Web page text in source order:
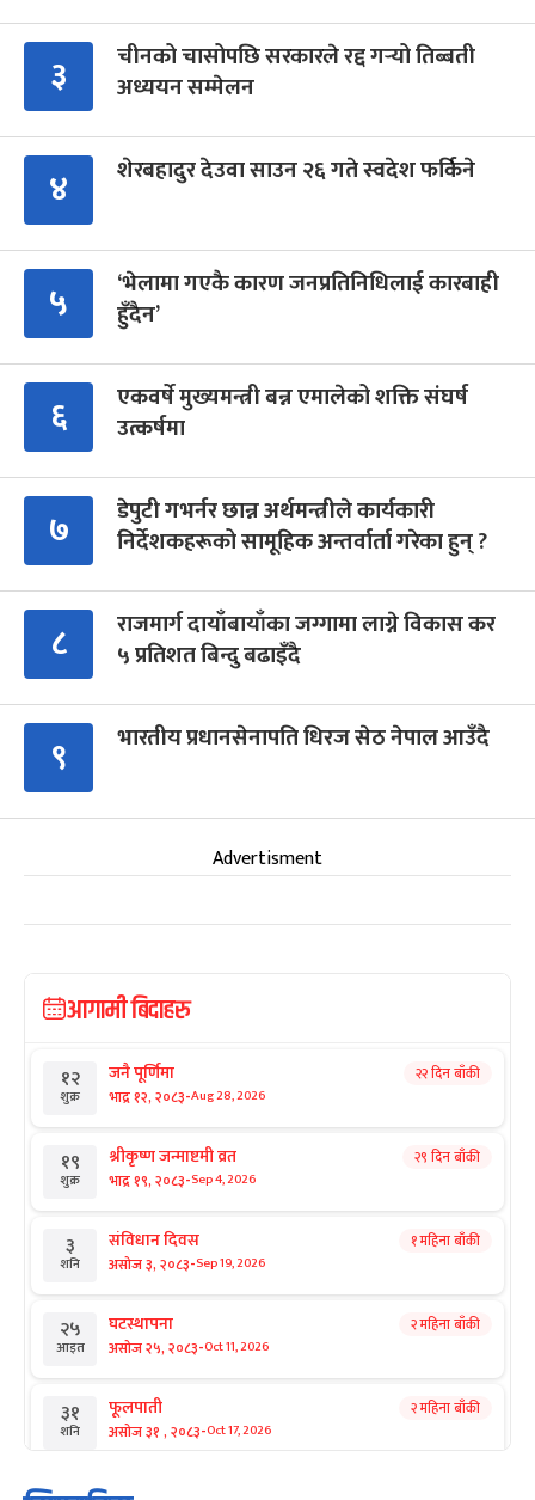
३
चीनको चासोपछि सरकारले रद्द गर्‍यो तिब्बती
अध्ययन सम्मेलन
४ शेरबहादुर देउवा साउन २६ गते स्वदेश फर्किने
५
‘भेलामा गएकै कारण जनप्रतिनिधिलाई कारबाही
हुँदैन’
६
एकवर्षे मुख्यमन्त्री बन्न एमालेको शक्ति संघर्ष
उत्कर्षमा
७
डेपुटी गभर्नर छान्न अर्थमन्त्रीले कार्यकारी
निर्देशकहरूको सामूहिक अन्तर्वार्ता गरेका हुन् ?
८
राजमार्ग दायाँबायाँका जग्गामा लाग्ने विकास कर
५ प्रतिशत बिन्दु बढाइँदै
९ भारतीय प्रधानसेनापति धिरज सेठ नेपाल आउँदै
Advertisment
आगामी बिदाहरु
१२
शुक्र
जनै पूर्णिमा
भाद्र १२, २०८३-Aug 28, 2026
२२ दिन बाँकी
१९
शुक्र
श्रीकृष्ण जन्माष्टमी व्रत
भाद्र १९, २०८३-Sep 4, 2026
२९ दिन बाँकी
३
शनि
संविधान दिवस
असोज ३, २०८३-Sep 19, 2026
१ महिना बाँकी
२५
आइत
घटस्थापना
असोज २५, २०८३-Oct 11, 2026
२ महिना बाँकी
३१
शनि
फूलपाती
असोज ३१ , २०८३-Oct 17, 2026
२ महिना बाँकी
कार्तिक सङ्क्रान्ति